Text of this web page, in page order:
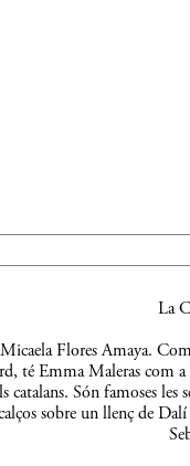
La
Flores Amaya.
té Emma Maleras com
catalans. Són famoses
sobre un llenç de